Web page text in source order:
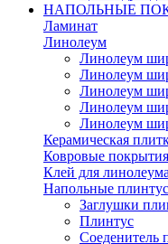
НАПОЛЬНЫЕ
Ламинат
Линолеум
Линолеум
Линолеум
Линолеум
Линолеум
Линолеум
Керамическая
Ковровые покрытия
Клей для линолеума
Напольные
Заглушки
Плинтус
Соеденитель